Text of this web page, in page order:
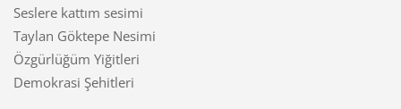
Seslere kattım sesimi
Taylan Göktepe Nesimi
Özgürlüğüm Yiğitleri
Demokrasi Şehitleri